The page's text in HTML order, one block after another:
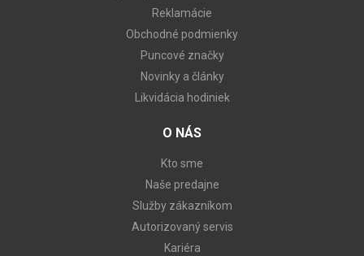
Reklamácie
Obchodné podmienky
Puncové značky
Novinky a články
Likvidácia hodiniek
O NÁS
Kto sme
Naše predajne
Služby zákazníkom
Autorizovaný servis
Kariéra